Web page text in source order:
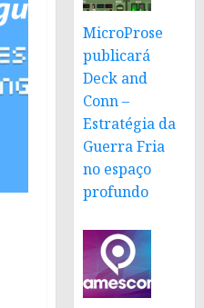
MicroProse
publicará
Deck and
Conn –
Estratégia da
Guerra Fria
no espaço
profundo